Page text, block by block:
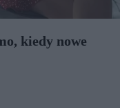
kiedy nowe